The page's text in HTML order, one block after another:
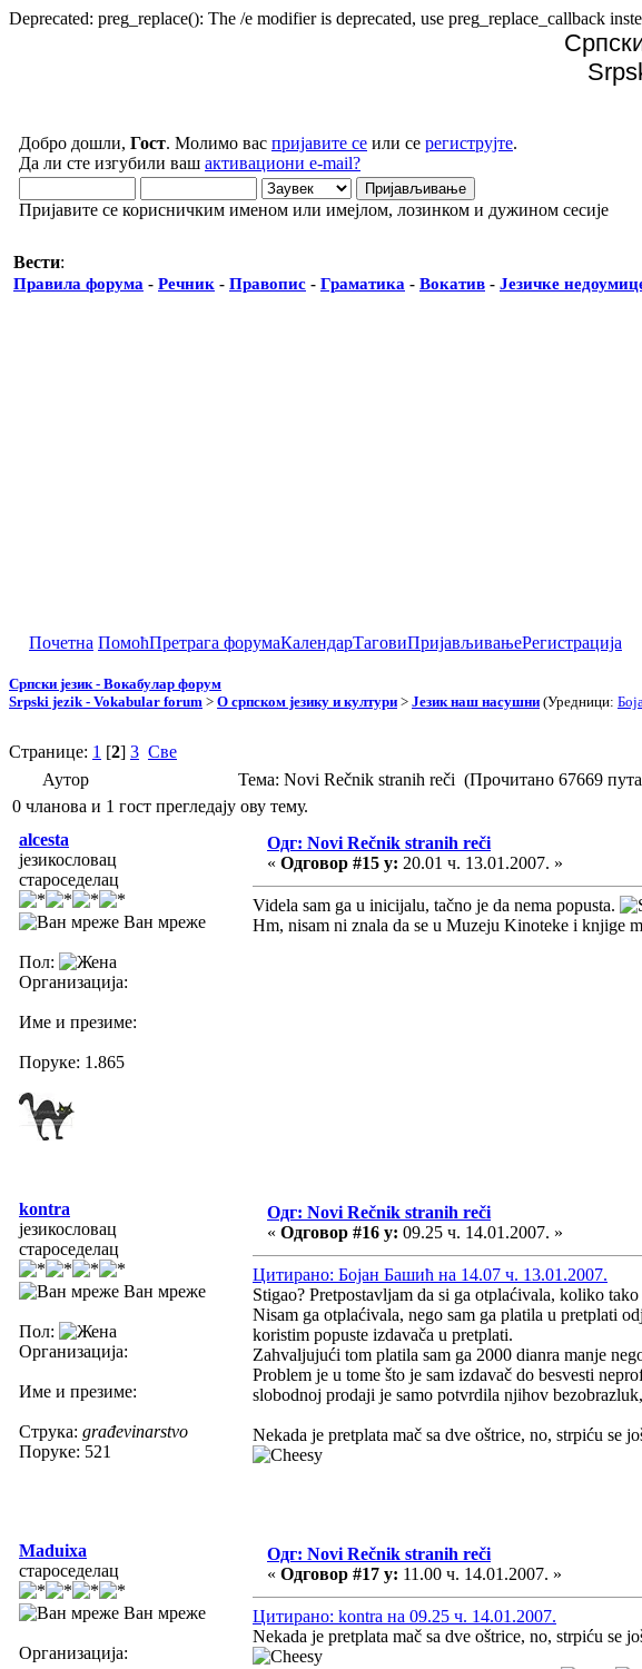
Deprecated: preg_replace(): The /e modifier is deprecated, use preg_replace_callback
Добро дошли, Гост. Молимо вас пријавите се или се региструјте.
Да ли сте изгубили ваш активациони e-mail?
Пријавите се корисничким именом или имејлом, лозинком и дужином сесије
Вести:
Правила форума - Речник - Правопис - Граматика - Вокатив - Језичке
Почетна ПомоћПретрага форумаКалендарТаговиПријављивањеРегистрација
Српски језик - Вокабулар форум
Srpski jezik - Vokabular forum > О српском језику и култури > Језик наш насушни (Уредници:
Странице: 1 [2] 3 Све
Аутор
Тема: Novi Rečnik stranih reči (Прочитано 67669
0 чланова и 1 гост прегледају ову тему.
alcesta
језикословац
староседелац
Ван мреже
Пол:
Организација:
Име и презиме:
Поруке: 1.865
Одг: Novi Rečnik stranih reči
« Одговор #15 у: 20.01 ч. 13.01.2007. »
Videla sam ga u inicijalu, tačno je da nema popusta.
Hm, nisam ni znala da se u Muzeju Kinoteke i knjige
kontra
језикословац
староседелац
Ван мреже
Пол:
Организација:
Име и презиме:
Струка: građevinarstvo
Поруке: 521
Одг: Novi Rečnik stranih reči
« Одговор #16 у: 09.25 ч. 14.01.2007. »
Цитирано: Бојан Башић на 14.07 ч. 13.01.2007.
Stigao? Pretpostavljam da si ga otplaćivala, koliko
Nisam ga otplaćivala, nego sam ga platila u pretplati
koristim popuste izdavača u pretplati.
Zahvaljujući tom platila sam ga 2000 dianra manje
Problem je u tome što je sam izdavač do besvesti
slobodnoj prodaji je samo potvrdila njihov
Nekada je pretplata mač sa dve oštrice, no, strpiću se
Maduixa
староседелац
Ван мреже
Организација:
Одг: Novi Rečnik stranih reči
« Одговор #17 у: 11.00 ч. 14.01.2007. »
Цитирано: kontra на 09.25 ч. 14.01.2007.
Nekada je pretplata mač sa dve oštrice, no, strpiću se